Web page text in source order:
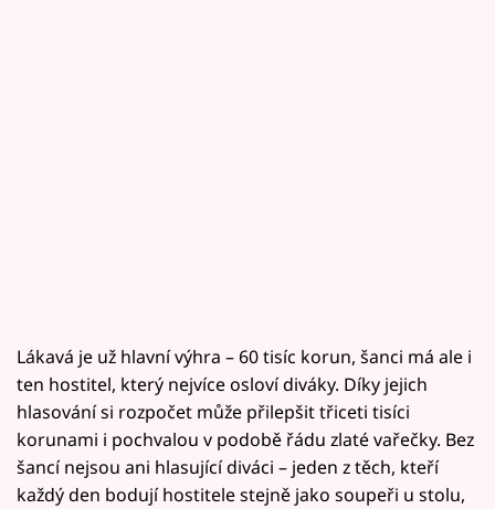
Lákavá je už hlavní výhra – 60 tisíc korun, šanci má ale i
ten hostitel, který nejvíce osloví diváky. Díky jejich
hlasování si rozpočet může přilepšit třiceti tisíci
korunami i pochvalou v podobě řádu zlaté vařečky. Bez
šancí nejsou ani hlasující diváci – jeden z těch, kteří
každý den bodují hostitele stejně jako soupeři u stolu,